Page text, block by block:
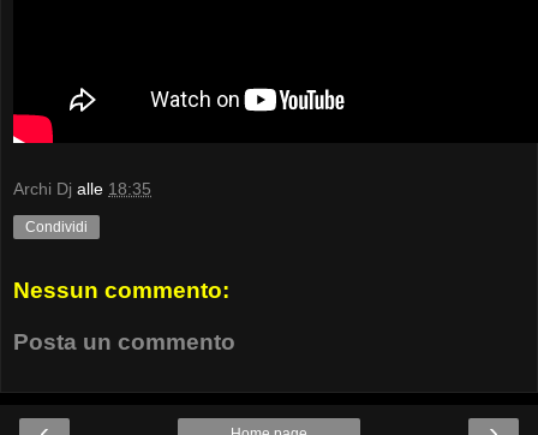
Archi Dj alle 18:35
Condividi
Nessun commento:
Posta un commento